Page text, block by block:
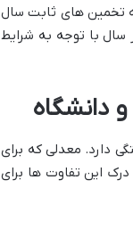
تخمین های ثابت سال
با توجه به شرایط
دانشگاه
دارد. معدلی که برای
این تفاوت ها برای